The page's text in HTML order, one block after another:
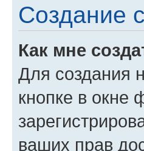
Создание
Как мне
Для создания
кнопке в
ваших прав